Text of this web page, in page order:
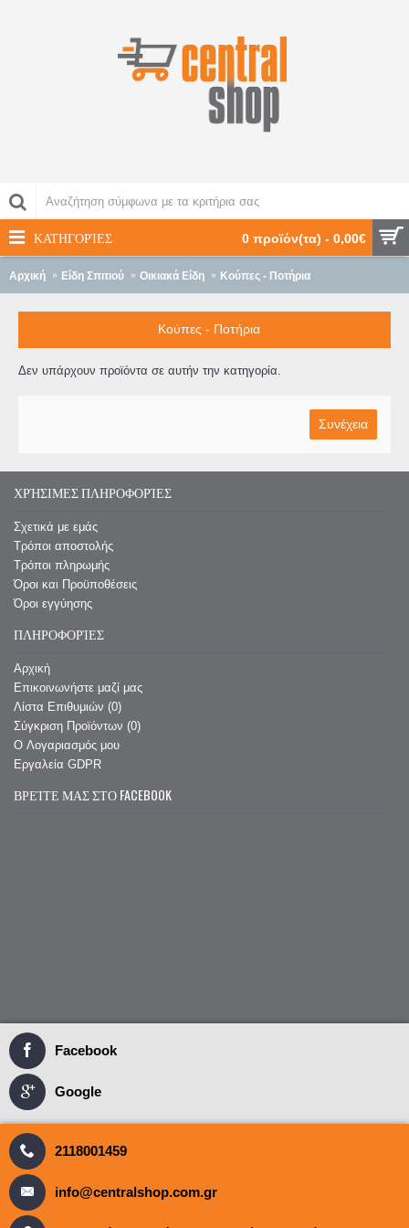
0 προϊόν(τα) - 0,00€
ΚΑΤΗΓΟΡΊΕΣ
Αρχική Είδη Σπιτιού Οικιακά Είδη Κούπες - Ποτήρια
Κούπες - Ποτήρια
Δεν υπάρχουν προϊόντα σε αυτήν την κατηγορία.
Συνέχεια
ΧΡΉΣΙΜΕΣ ΠΛΗΡΟΦΟΡΊΕΣ
Σχετικά με εμάς
Τρόποι αποστολής
Τρόποι πληρωμής
Όροι και Προϋποθέσεις
Όροι εγγύησης
ΠΛΗΡΟΦΟΡΊΕΣ
Αρχική
Επικοινωνήστε μαζί μας
Λίστα Επιθυμιών (0)
Σύγκριση Προϊόντων (0)
O Λογαριασμός μου
Εργαλεία GDPR
ΒΡΕΊΤΕ ΜΑΣ ΣΤΟ FACEBOOK
Facebook
Google
2118001459
info@centralshop.com.gr